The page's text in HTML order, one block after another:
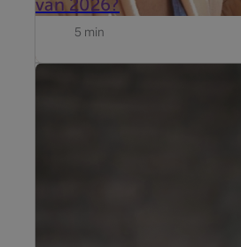
van 2026?
5 min
Update van 19 juni 2026